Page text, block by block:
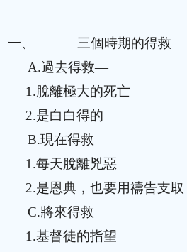
一、
三個時期的得救
A.過去得救—
1.脫離極大的死亡
2.是白白得的
B.現在得救—
1.每天脫離兇惡
2.是恩典，也要用禱告支取
C.將來得救
1.基督徒的指望